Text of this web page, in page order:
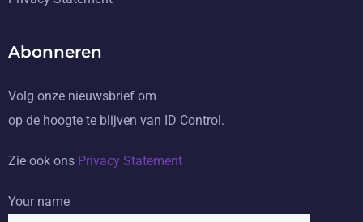
Abonneren
Volg onze nieuwsbrief om
op de hoogte te blijven van ID Control.
Zie ook ons Privacy Statement
Your name